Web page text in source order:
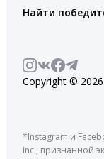
Найти
Copyright ©
*Instagram и
Inc., признанной